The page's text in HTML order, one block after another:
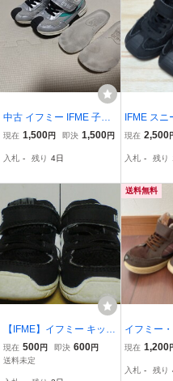
中古 イフミー IFME 子供
シューズ スニーカー アル
m
現在 1,500円 即決 1,500円
入札 - 残り 4日
IFME ス
ラック 黒
現在 2,500
入札 - 残り
【IFME】イフミー キッズ
シューズ 15.0cm 黒★マ
ジックテープ式 スニーカ
現在 500円 即決 600円
送料未定
送料無料
イフミー
ハイカッ
現在 1,200
入札 - 残り